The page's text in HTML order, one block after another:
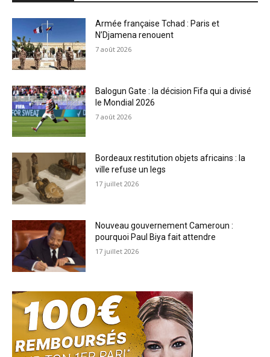
Armée française Tchad : Paris et
N’Djamena renouent
7 août 2026
Balogun Gate : la décision Fifa qui a divisé
le Mondial 2026
7 août 2026
Bordeaux restitution objets africains : la
ville refuse un legs
17 juillet 2026
Nouveau gouvernement Cameroun :
pourquoi Paul Biya fait attendre
17 juillet 2026